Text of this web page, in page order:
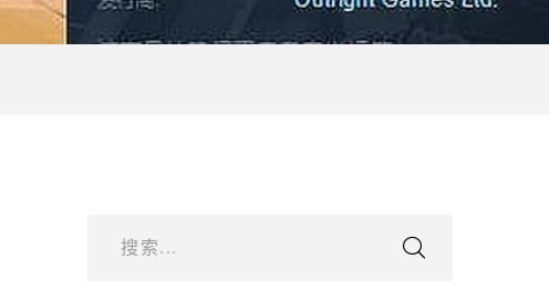
搜索...